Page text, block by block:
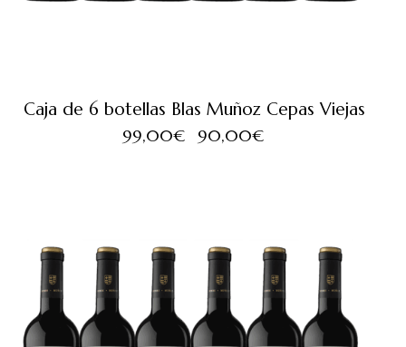
Caja de 6 botellas Blas Muñoz Cepas Viejas
99,00€ 90,00€